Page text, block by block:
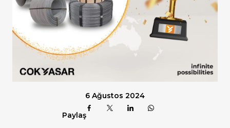
Paylaş
6 Ağustos 2024